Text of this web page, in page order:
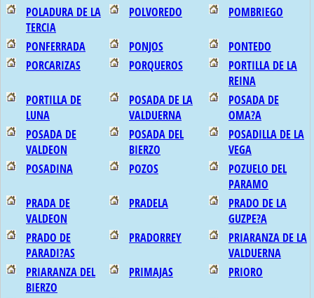
POLADURA DE LA
TERCIA
POLVOREDO POMBRIEGO
PONFERRADA PONJOS
PONTEDO
PORCARIZAS
PORQUEROS
PORTILLA DE LA
REINA
PORTILLA DE
LUNA
POSADA DE LA
VALDUERNA
POSADA DE
OMA?A
POSADA DE
VALDEON
POSADA DEL
BIERZO
POSADILLA DE LA
VEGA
POSADINA
POZOS
POZUELO DEL
PARAMO
PRADA DE
VALDEON
PRADELA
PRADO DE LA
GUZPE?A
PRADO DE
PARADI?AS
PRADORREY
PRIARANZA DE LA
VALDUERNA
PRIARANZA DEL
BIERZO
PRIMAJAS PRIORO